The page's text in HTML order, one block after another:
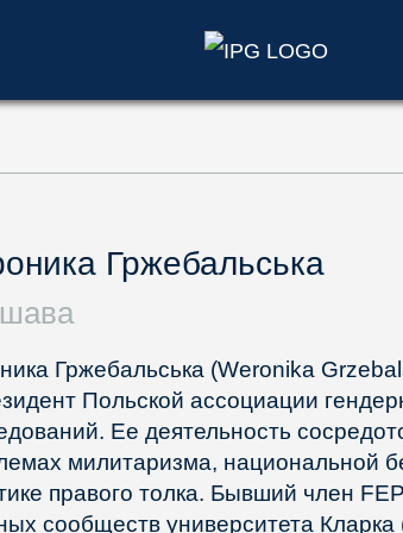
Гржебальська
Гржебальська (Weronika
Польской ассоциации
Ее деятельность
милитаризма, национальной
правого толка. Бывший член
сообществ университета